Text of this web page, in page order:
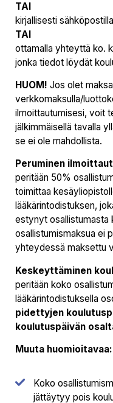
TAI
kirjallisesti sähköpostilla
TAI
ottamalla yhteyttä ko.
jonka tiedot löydät
HUOM! Jos olet
verkkomaksulla/
ilmoittautumisesi, voit
jälkimmäisellä tavalla
se ei ole mahdollista.
Peruminen
peritään 50%
toimittaa
lääkärintodistuksen,
estynyt osallistumasta
osallistumismaksua ei
yhteydessä maksettu
Keskeyttäminen
peritään koko
lääkärintodistuksella
pidettyjen
koulutuspäivän
Muuta huomioitavaa:
Koko
jättäytyy pois